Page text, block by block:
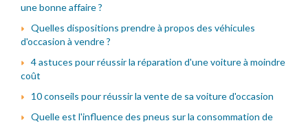
une bonne affaire ?
Quelles dispositions prendre à propos des véhicules
d'occasion à vendre ?
4 astuces pour réussir la réparation d'une voiture à moindre
coût
10 conseils pour réussir la vente de sa voiture d'occasion
Quelle est l'influence des pneus sur la consommation de